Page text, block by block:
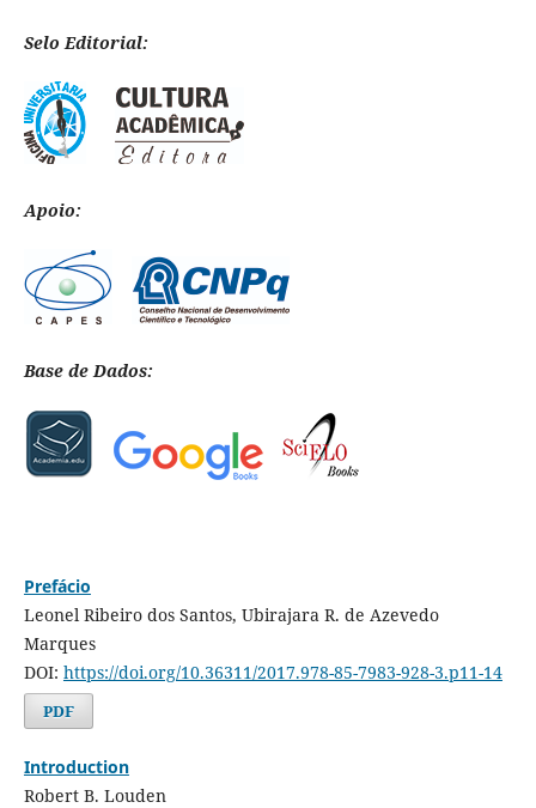
Selo Editorial:
Apoio:
Base de Dados:
Prefácio
Leonel Ribeiro dos Santos, Ubirajara R. de Azevedo
Marques
DOI: https://doi.org/10.36311/2017.978-85-7983-928-3.p11-14
PDF
Introduction
Robert B. Louden